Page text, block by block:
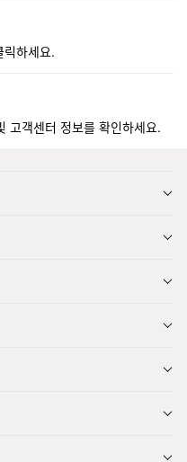
릭하세요.
고객센터 정보를 확인하세요.